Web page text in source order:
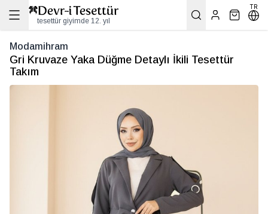
tesettür giyimde 12. yıl
TR
Modamihram
Gri Kruvaze Yaka Düğme Detaylı İkili Tesettür
Takım